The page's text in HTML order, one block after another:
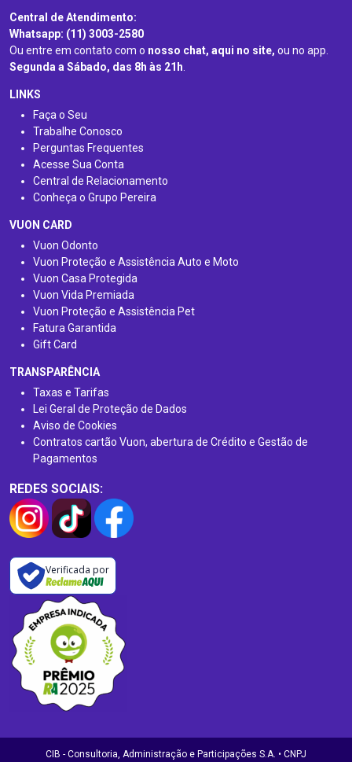
Central de Atendimento:
Whatsapp: (11) 3003-2580
Ou entre em contato com o nosso chat, aqui no site, ou no app.
Segunda a Sábado, das 8h às 21h.
LINKS
Faça o Seu
Trabalhe Conosco
Perguntas Frequentes
Acesse Sua Conta
Central de Relacionamento
Conheça o Grupo Pereira
VUON CARD
Vuon Odonto
Vuon Proteção e Assistência Auto e Moto
Vuon Casa Protegida
Vuon Vida Premiada
Vuon Proteção e Assistência Pet
Fatura Garantida
Gift Card
TRANSPARÊNCIA
Taxas e Tarifas
Lei Geral de Proteção de Dados
Aviso de Cookies
Contratos cartão Vuon, abertura de Crédito e Gestão de
Pagamentos
REDES SOCIAIS:
Verificada por
CIB - Consultoria, Administração e Participações S.A. • CNPJ